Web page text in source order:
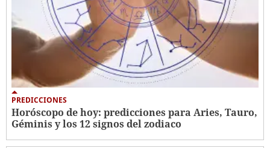
PREDICCIONES
Horóscopo de hoy: predicciones para Aries, Tauro,
Géminis y los 12 signos del zodiaco